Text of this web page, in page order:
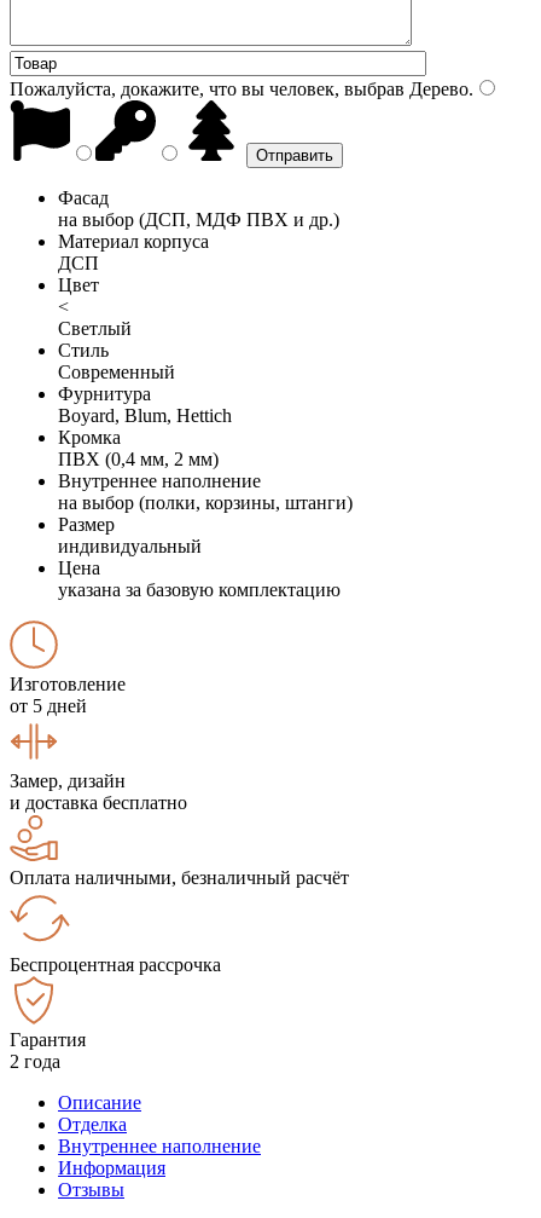
Пожалуйста, докажите, что вы человек, выбрав Дерево.
Фасад
на выбор (ДСП, МДФ ПВХ и др.)
Материал корпуса
ДСП
Цвет
<
Светлый
Стиль
Современный
Фурнитура
Boyard, Blum, Hettich
Кромка
ПВХ (0,4 мм, 2 мм)
Внутреннее наполнение
на выбор (полки, корзины, штанги)
Размер
индивидуальный
Цена
указана за базовую комплектацию
Изготовление
от 5 дней
Замер, дизайн
и доставка бесплатно
Оплата наличными, безналичный расчёт
Беспроцентная рассрочка
Гарантия
2 года
Описание
Отделка
Внутреннее наполнение
Информация
Отзывы